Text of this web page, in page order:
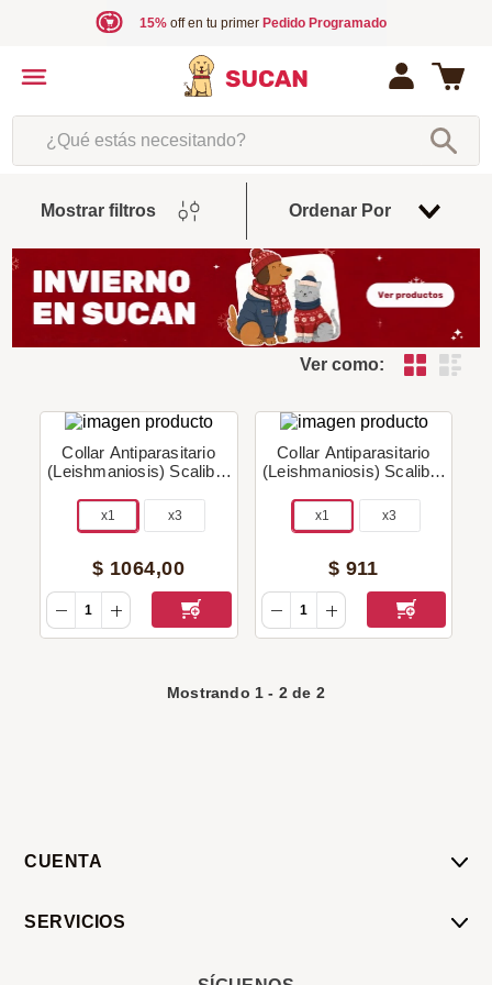
15%off en tu primer Pedido Programado
¿Qué estás necesitando?
Mostrar filtros Ordenar Por
De
Ver como:
Collar Antiparasitario
(Leishmaniosis) Scalibor
x1 x3
$ 1064,00
Collar Antiparasitario
(Leishmaniosis) Scalibor
Medianos
x1 x3
$ 911
Mostrando 1 - 2 de 2
CUENTA
SERVICIOS